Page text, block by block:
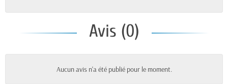
Avis (0)
Aucun avis n'a été publié pour le moment.